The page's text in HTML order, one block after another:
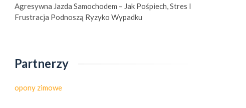
Agresywna Jazda Samochodem – Jak Pośpiech, Stres I
Frustracja Podnoszą Ryzyko Wypadku
Partnerzy
opony zimowe